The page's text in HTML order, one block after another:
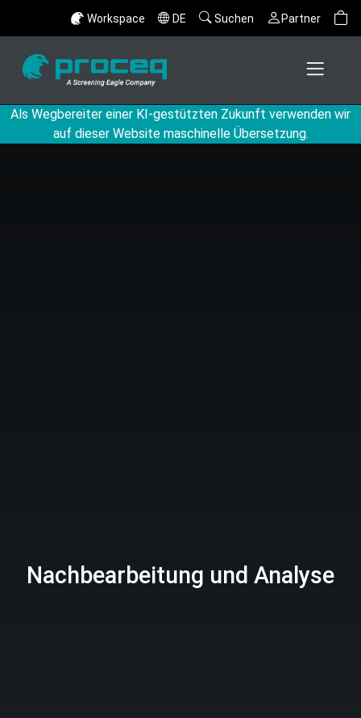
Workspace DE Suchen Partner
Als Wegbereiter einer KI-gestützten Zukunft verwenden wir
auf dieser Website maschinelle Übersetzung.
Nachbearbeitung und Analyse